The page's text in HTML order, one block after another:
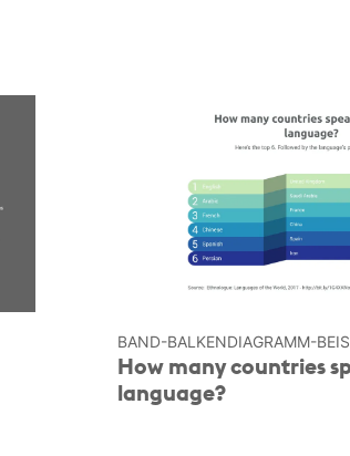
BAND-BALKENDIAGRAMM-
How many countries
language?